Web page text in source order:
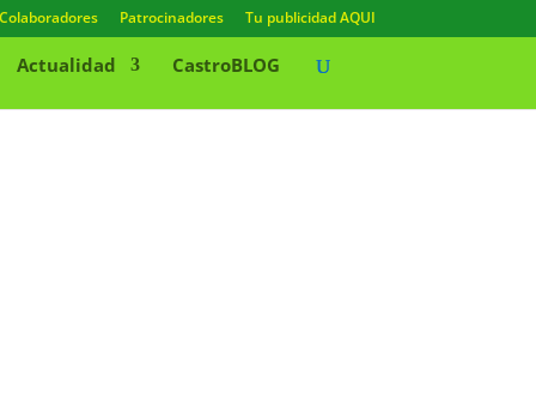
Colaboradores Patrocinadores Tu publicidad AQUI
Actualidad CastroBLOG